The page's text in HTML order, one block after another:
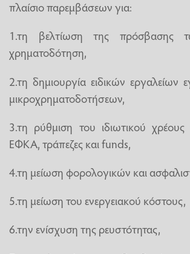
πλαίσιο παρεμβάσεων για:
1.τη βελτίωση της
χρηματοδότηση,
2.τη δημιουργία ειδικών εργαλείων
μικροχρηματοδοτήσεων,
3.τη ρύθμιση του ιδιωτικού
ΕΦΚΑ, τράπεζες και funds,
4.τη μείωση φορολογικών και
5.τη μείωση του ενεργειακού κόστους,
6.την ενίσχυση της ρευστότητας,